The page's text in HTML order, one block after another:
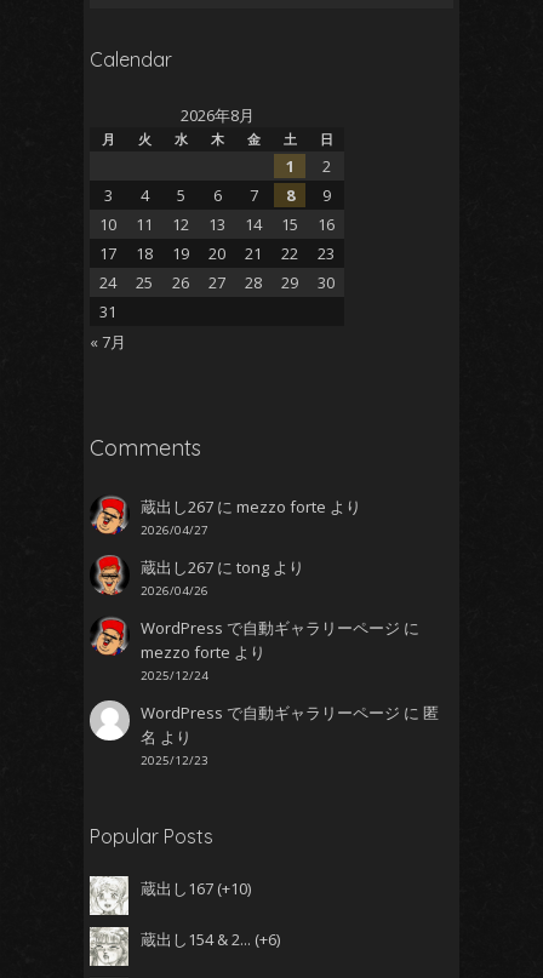
Calendar
2026年8月
月 火 水 木 金 土 日
1
2
3
4 5 6 7 8
9
10
11 12 13 14 15
16
17
18 19 20 21 22
23
24
25 26 27 28 29
30
31
« 7月
Comments
蔵出し267 にmezzo forte より
2026/04/27
蔵出し267 にtong より
2026/04/26
WordPress で自動ギャラリーページ に
mezzo forte より
2025/12/24
WordPress で自動ギャラリーページ に匿
名 より
2025/12/23
Popular Posts
蔵出し167 +10
蔵出し154 & 2... +6